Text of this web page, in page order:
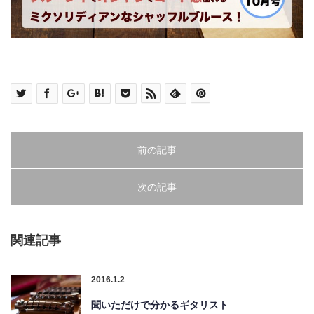
前の記事
次の記事
関連記事
2016.1.2
聞いただけで分かるギタリスト